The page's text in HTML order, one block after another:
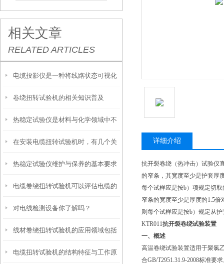
相关文章
RELATED ARTICLES
电缆投影仪是一种将线路状态可视化
的检测工具
卷绕扭转试验机的相关知识普及
热稳定试验仪是材料与化学领域中不
可少的工具
在安装电缆扭转试验机时，有几个关
键事项不能忽视
热稳定试验仪维护与保养的基本要求
电缆卷绕扭转试验机可以评估电缆的
耐扭转性能
对电线检测设备你了解吗？
线材卷绕扭转试验机的应用领域包括
以下几个方面
电缆扭转试验机的结构特征与工作原
详细介绍
抗开裂卷绕（热冲击）试验仪
的窄条，其宽度至少是护套厚
每个试样应是按b）项规定切
窄条的宽度至少是厚度的1.5倍
则每个试样应是按b）规定从
KTR011抗开裂卷绕试验装置
一、概述
高温卷绕试验装置适用于聚氯
合GB/T2951.31.9-2008标准要